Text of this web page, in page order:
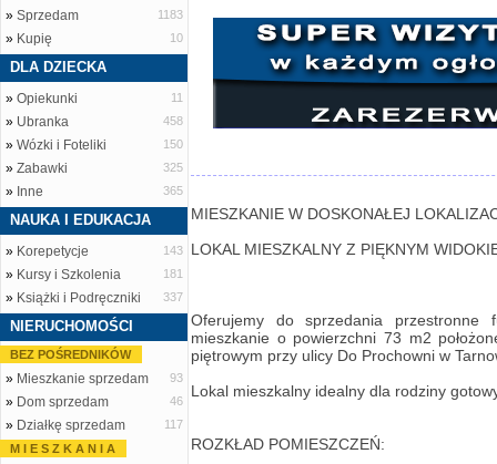
» Sprzedam 1183
» Kupię 10
DLA DZIECKA
» Opiekunki 11
» Ubranka 458
» Wózki i Foteliki 150
» Zabawki 325
» Inne 365
NAUKA I EDUKACJA
» Korepetycje 143
» Kursy i Szkolenia 181
» Książki i Podręczniki 337
NIERUCHOMOŚCI
BEZ POŚREDNIKÓW
» Mieszkanie sprzedam 93
» Dom sprzedam 46
» Działkę sprzedam
117
M I E S Z K A N I A
MIESZKANIE W DOSKONAŁEJ
LOKAL MIESZKALNY Z PIĘKNYM
Oferujemy do sprzedania przestronne
mieszkanie o powierzchni 73 m2
piętrowym przy ulicy Do Prochowni w
Lokal mieszkalny idealny dla rodziny
ROZKŁAD POMIESZCZEŃ: